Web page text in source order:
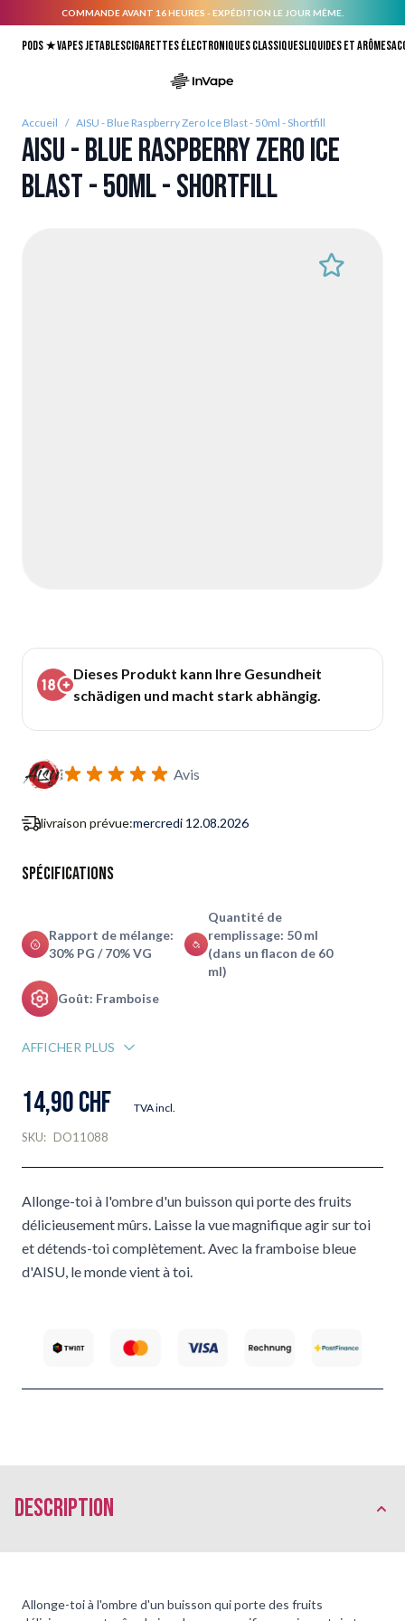
COMMANDE AVANT 16 HEURES - EXPÉDITION LE JOUR MÊME.
Pods ★Vapes jetablesCigarettes électroniques classiquesLiquides et arômes
Accueil / AISU - Blue Raspberry Zero Ice Blast - 50ml - Shortfill
AISU - Blue Raspberry Zero Ice
Blast - 50ml - Shortfill
Dieses Produkt kann Ihre Gesundheit
schädigen und macht stark abhängig.
Avis
livraison prévue:mercredi 12.08.2026
Spécifications
Rapport de mélange:
30% PG / 70% VG
Quantité de
remplissage: 50 ml
(dans un flacon de 60
ml)
Goût: Framboise
AFFICHER PLUS
14,90 CHF TVA incl.
SKU: DO11088
Allonge-toi à l'ombre d'un buisson qui porte des fruits
délicieusement mûrs. Laisse la vue magnifique agir sur toi
et détends-toi complètement. Avec la framboise bleue
d'AISU, le monde vient à toi.
Description
Allonge-toi à l'ombre d'un buisson qui porte des fruits